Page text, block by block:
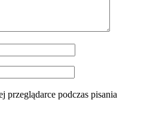
przeglądarce podczas pisania